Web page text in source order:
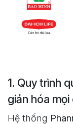
1. Quy trình
giản hóa
Hệ thống